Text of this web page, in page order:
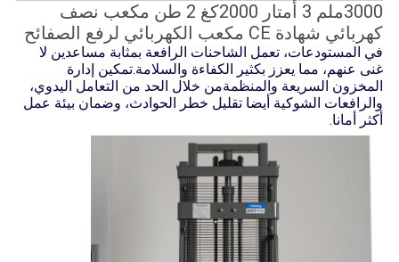
3000ملم 3 أمتار 2000كغ 2 طن مكعب نصف
كهربائي شهادة CE مكعب الكهربائي لرفع الصفائح
في المستودعات، تعمل الشاحنات الرافعة بمثابة مساعدين لا
غنى عنهم، مما يعزز بكثير الكفاءة والسلامة.تمكين إدارة
المخزون السريعة والمنظمةمن خلال الحد من التعامل اليدوي،
والرافعات الشوكية أيضا تقليل خطر الحوادث، وضمان بيئة عمل
أكثر أمانا.